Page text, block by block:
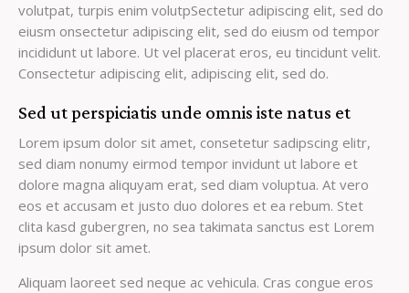
volutpat, turpis enim volutpSectetur adipiscing elit, sed do
eiusm onsectetur adipiscing elit, sed do eiusm od tempor
incididunt ut labore. Ut vel placerat eros, eu tincidunt velit.
Consectetur adipiscing elit, adipiscing elit, sed do.
Sed ut perspiciatis unde omnis iste natus et
Lorem ipsum dolor sit amet, consetetur sadipscing elitr,
sed diam nonumy eirmod tempor invidunt ut labore et
dolore magna aliquyam erat, sed diam voluptua. At vero
eos et accusam et justo duo dolores et ea rebum. Stet
clita kasd gubergren, no sea takimata sanctus est Lorem
ipsum dolor sit amet.
Aliquam laoreet sed neque ac vehicula. Cras congue eros